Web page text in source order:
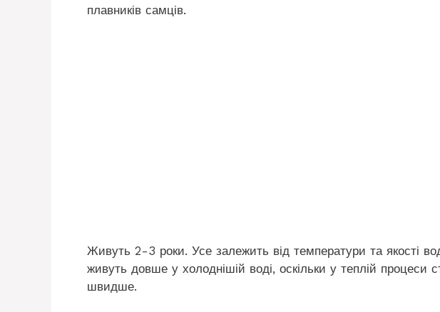
плавників самців.
Живуть 2-3 роки. Усе залежить від температури та якості
живуть довше у холоднішій воді, оскільки у теплій процеси
швидше.